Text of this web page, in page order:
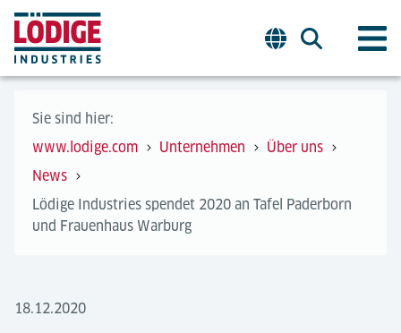
Sie sind hier:
www.lodige.com
Unternehmen
Über uns
News
Lödige Industries spendet 2020 an Tafel Paderborn
und Frauenhaus Warburg
18.12.2020